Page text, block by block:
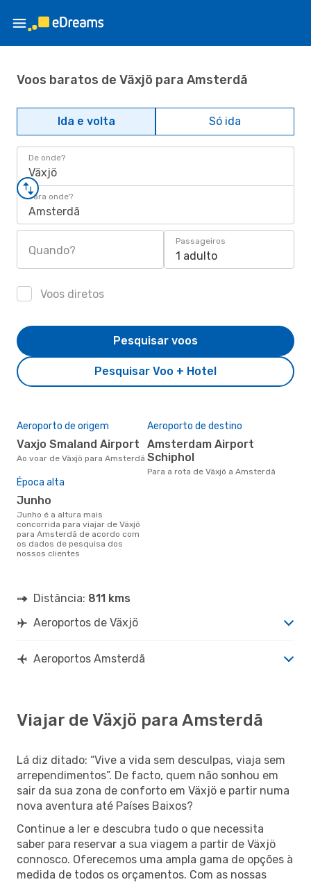
Voos baratos de Växjö para Amsterdã
Ida e volta Só ida
De onde?
Växjö
Para onde?
Amsterdã
Quando?
Passageiros
1 adulto
Voos diretos
Pesquisar Voo + Hotel
Pesquisar voos
Aeroporto de origem
Vaxjo Smaland Airport
Ao voar de Växjö para Amsterdã
Aeroporto de destino
Amsterdam Airport
Schiphol
Para a rota de Växjö a Amsterdã
Época alta
junho
junho é a altura mais
concorrida para viajar de Växjö
para Amsterdã de acordo com
os dados de pesquisa dos
nossos clientes
Distância: 811 kms
Aeroportos de Växjö
Aeroportos Amsterdã
Viajar de Växjö para Amsterdã
Lá diz ditado: “Vive a vida sem desculpas, viaja sem
arrependimentos”. De facto, quem não sonhou em
sair da sua zona de conforto em Växjö e partir numa
nova aventura até Países Baixos?
Continue a ler e descubra tudo o que necessita
saber para reservar a sua viagem a partir de Växjö
connosco. Oferecemos uma ampla gama de opções à
medida de todos os orçamentos. Com as nossas